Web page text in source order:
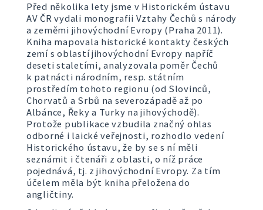
Před několika lety jsme v Historickém ústavu
AV ČR vydali monografii Vztahy Čechů s národy
a zeměmi jihovýchodní Evropy (Praha 2011).
Kniha mapovala historické kontakty českých
zemí s oblastí jihovýchodní Evropy napříč
deseti staletími, analyzovala poměr Čechů
k patnácti národním, resp. státním
prostředím tohoto regionu (od Slovinců,
Chorvatů a Srbů na severozápadě až po
Albánce, Řeky a Turky na jihovýchodě).
Protože publikace vzbudila značný ohlas
odborné i laické veřejnosti, rozhodlo vedení
Historického ústavu, že by se s ní měli
seznámit i čtenáři z oblasti, o níž práce
pojednává, tj. z jihovýchodní Evropy. Za tím
účelem měla být kniha přeložena do
angličtiny.